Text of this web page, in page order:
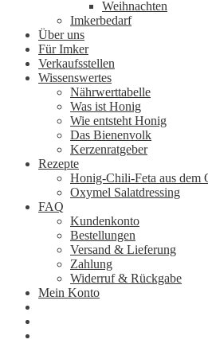
Weihnachten
Imkerbedarf
Über uns
Für Imker
Verkaufsstellen
Wissenswertes
Nährwerttabelle
Was ist Honig
Wie entsteht Honig
Das Bienenvolk
Kerzenratgeber
Rezepte
Honig-Chili-Feta aus dem
Oxymel Salatdressing
FAQ
Kundenkonto
Bestellungen
Versand & Lieferung
Zahlung
Widerruf & Rückgabe
Mein Konto